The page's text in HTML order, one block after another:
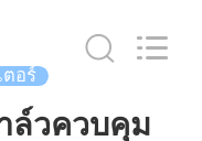
อร์
ล์วควบคุม